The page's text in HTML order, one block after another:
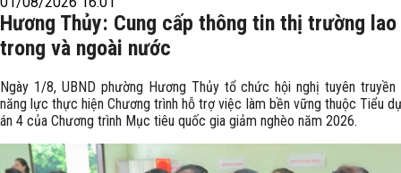
Hương Thủy: Cung cấp thông tin thị trường
trong và ngoài nước
Ngày 1/8, UBND phường Hương Thủy tổ chức hội nghị tuyên truyền
năng lực thực hiện Chương trình hỗ trợ việc làm bền vững thuộc Tiểu
án 4 của Chương trình Mục tiêu quốc gia giảm nghèo năm 2026.